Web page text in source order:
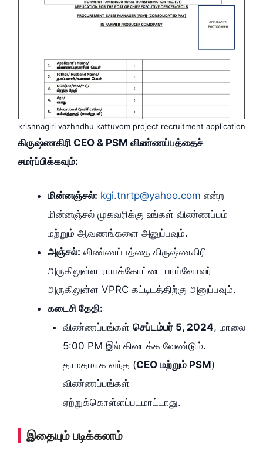
krishnagiri vazhndhu kattuvom project recruitment application
கிருஷ்ணகிரி CEO & PSM விண்ணப்பத்தைச்
சமர்ப்பிக்கவும்:
மின்னஞ்சல்: kgi.tnrtp@yahoo.com என்ற
மின்னஞ்சல் முகவரிக்கு உங்கள் விண்ணப்பம்
மற்றும் ஆவணங்களை அனுப்பவும்.
அஞ்சல்: விண்ணப்பத்தை கிருஷ்ணகிரி
அருகிலுள்ள ராயக்கோட்டை பாய்வோவர்
அருகிலுள்ள VPRC கட்டிடத்திற்கு அனுப்பவும்.
கடைசி தேதி:
விண்ணப்பங்கள் செப்டம்பர் 5, 2024, மாலை
5:00 PM இல் கிடைக்க வேண்டும்.
தாமதமாக வந்த (CEO மற்றும் PSM)
விண்ணப்பங்கள்
ஏற்றுக்கொள்ளப்படமாட்டாது.
இதையும் படிக்கலாம்